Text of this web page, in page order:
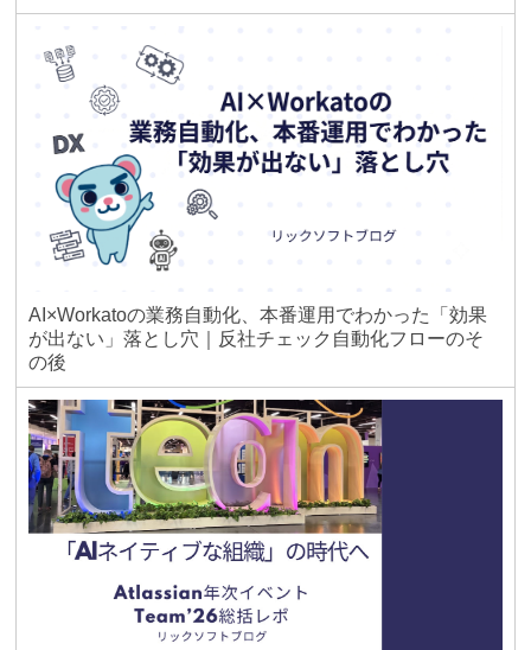
AI×Workatoの業務自動化、本番運用でわかった「効果
が出ない」落とし穴｜反社チェック自動化フローのそ
の後